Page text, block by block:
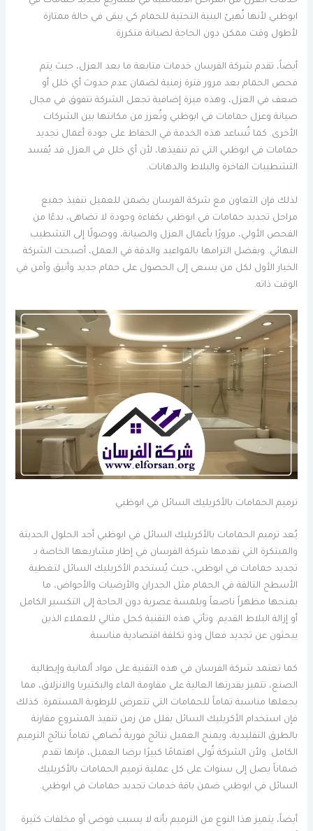
ابوظبي لأنها تُهيئ البنية التحتية للحمام كي يبقى في حالة ممتازة
لأطول وقت ممكن دون الحاجة لصيانة متكررة.
أيضاً، تقدم شركة الفرسان خدمات متابعة ما بعد العزل، حيث يتم
فحص الحمام بعد مرور فترة زمنية لضمان عدم حدوث أي خلل أو
ضعف في العزل، وهذه ميزة إضافية تجعل الشركة تتفوق في مجال
صيانة وعزل حمامات في ابوظبي وتُعزز من مكانتها بين الشركات
الأخرى. كما تُساعد هذه الخدمة في الحفاظ على جودة أعمال تجديد
حمامات في ابوظبي التي تم تنفيذها، لأن أي خلل في العزل قد يُفسد
التشطيبات الفاخرة والبلاط والدهانات.
لذلك فإن التعاون مع شركة الفرسان يضمن للعميل تنفيذ جميع
مراحل تجديد حمامات في ابوظبي بكفاءة وجودة لا تضاهى، بدءًا من
الفحص الأولي، مرورًا بأعمال العزل والصيانة، ووصولًا إلى التشطيب
النهائي. وبفضل التزامها بالمواعيد والدقة في العمل، أصبحت الشركة
الخيار الأول لكل من يسعى إلى الحصول على حمام جديد وأنيق وآمن في
الوقت ذاته.
ترميم الحمامات بالأكريليك السائل في ابوظبي
يُعد ترميم الحمامات بالأكريليك السائل في ابوظبي أحد الحلول الحديثة
والمبتكرة التي تقدمها شركة الفرسان في إطار مشاريعها الخاصة بـ
تجديد حمامات في ابوظبي، حيث يُستخدم الأكريليك السائل لتغطية
الأسطح التالفة في الحمام مثل الجدران والأرضيات والأحواض، ما
يمنحها مظهراً ناصعاً وبلمسة عصرية دون الحاجة إلى التكسير الكامل
أو إزالة البلاط القديم. وتأتي هذه التقنية كحل مثالي للعملاء الذين
يبحثون عن تجديد فعال وذو تكلفة اقتصادية مناسبة.
كما تعتمد شركة الفرسان في هذه التقنية على مواد ألمانية وإيطالية
الصنع، تتميز بقدرتها العالية على مقاومة الماء والبكتيريا والانزلاق، مما
يجعلها مناسبة تماماً للحمامات التي تتعرض للرطوبة المستمرة. كذلك
فإن استخدام الأكريليك السائل يقلل من زمن تنفيذ المشروع مقارنة
بالطرق التقليدية، ويمنح العميل نتائج فورية تُضاهي تماماً نتائج الترميم
الكامل. ولأن الشركة تُولي اهتمامًا كبيرًا برضا العميل، فإنها تقدم
ضماناً يصل إلى سنوات على كل عملية ترميم الحمامات بالأكريليك
السائل في ابوظبي ضمن باقة خدمات تجديد حمامات في ابوظبي.
أيضاً، يتميز هذا النوع من الترميم بأنه لا يسبب فوضى أو مخلفات كثيرة